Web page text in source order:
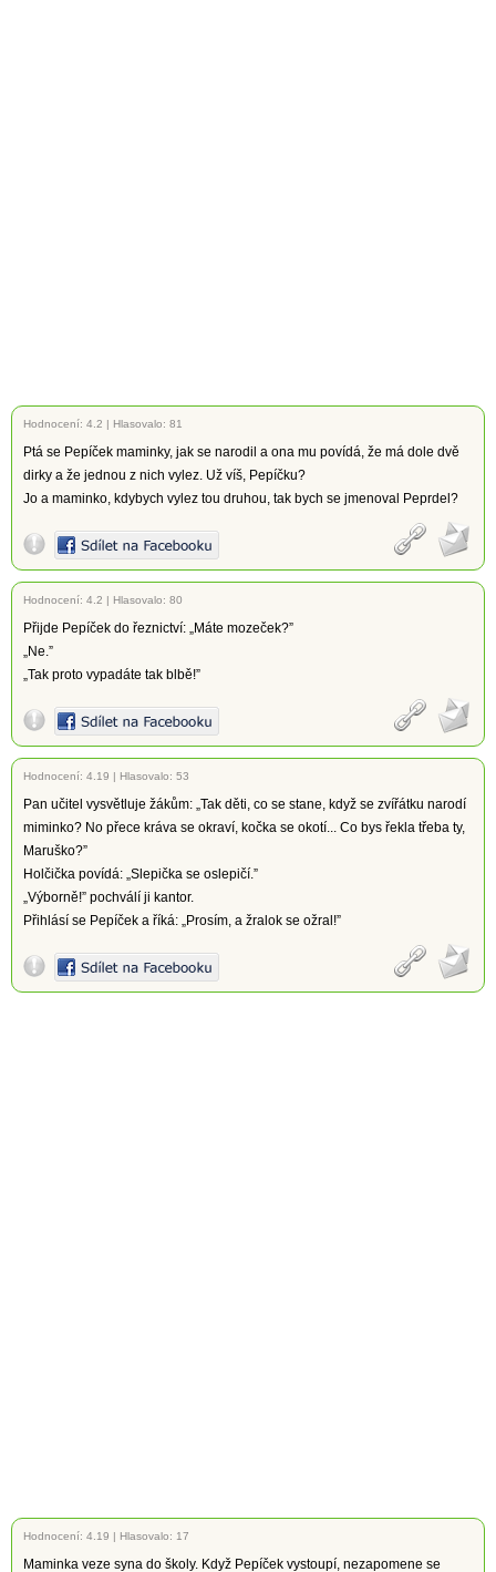
Hodnocení: 4.2 | Hlasovalo: 81
Ptá se Pepíček maminky, jak se narodil a ona mu povídá, že má dole dvě
dirky a že jednou z nich vylez. Už víš, Pepíčku?
Jo a maminko, kdybych vylez tou druhou, tak bych se jmenoval Peprdel?
Hodnocení: 4.2 | Hlasovalo: 80
Přijde Pepíček do řeznictví: „Máte mozeček?”
„Ne.”
„Tak proto vypadáte tak blbě!”
Hodnocení: 4.19 | Hlasovalo: 53
Pan učitel vysvětluje žákům: „Tak děti, co se stane, když se zvířátku narodí
miminko? No přece kráva se okraví, kočka se okotí... Co bys řekla třeba ty,
Maruško?”
Holčička povídá: „Slepička se oslepičí.”
„Výborně!” pochválí ji kantor.
Přihlásí se Pepíček a říká: „Prosím, a žralok se ožral!”
Hodnocení: 4.19 | Hlasovalo: 17
Maminka veze syna do školy. Když Pepíček vystoupí, nezapomene se